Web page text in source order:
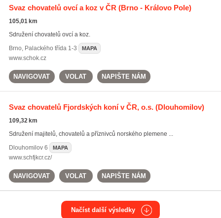
Svaz chovatelů ovcí a koz v ČR (Brno - Královo Pole)
105,01 km
Sdružení chovatelů ovcí a koz.
Brno, Palackého třída 1-3 MAPA
www.schok.cz
NAVIGOVAT VOLAT NAPIŠTE NÁM
Svaz chovatelů Fjordských koní v ČR, o.s.(Dlouhomilov)
109,32 km
Sdružení majitelů, chovatelů a příznivců norského plemene ...
Dlouhomilov6 MAPA
www.schfjkcr.cz/
NAVIGOVAT VOLAT NAPIŠTE NÁM
Načíst další výsledky